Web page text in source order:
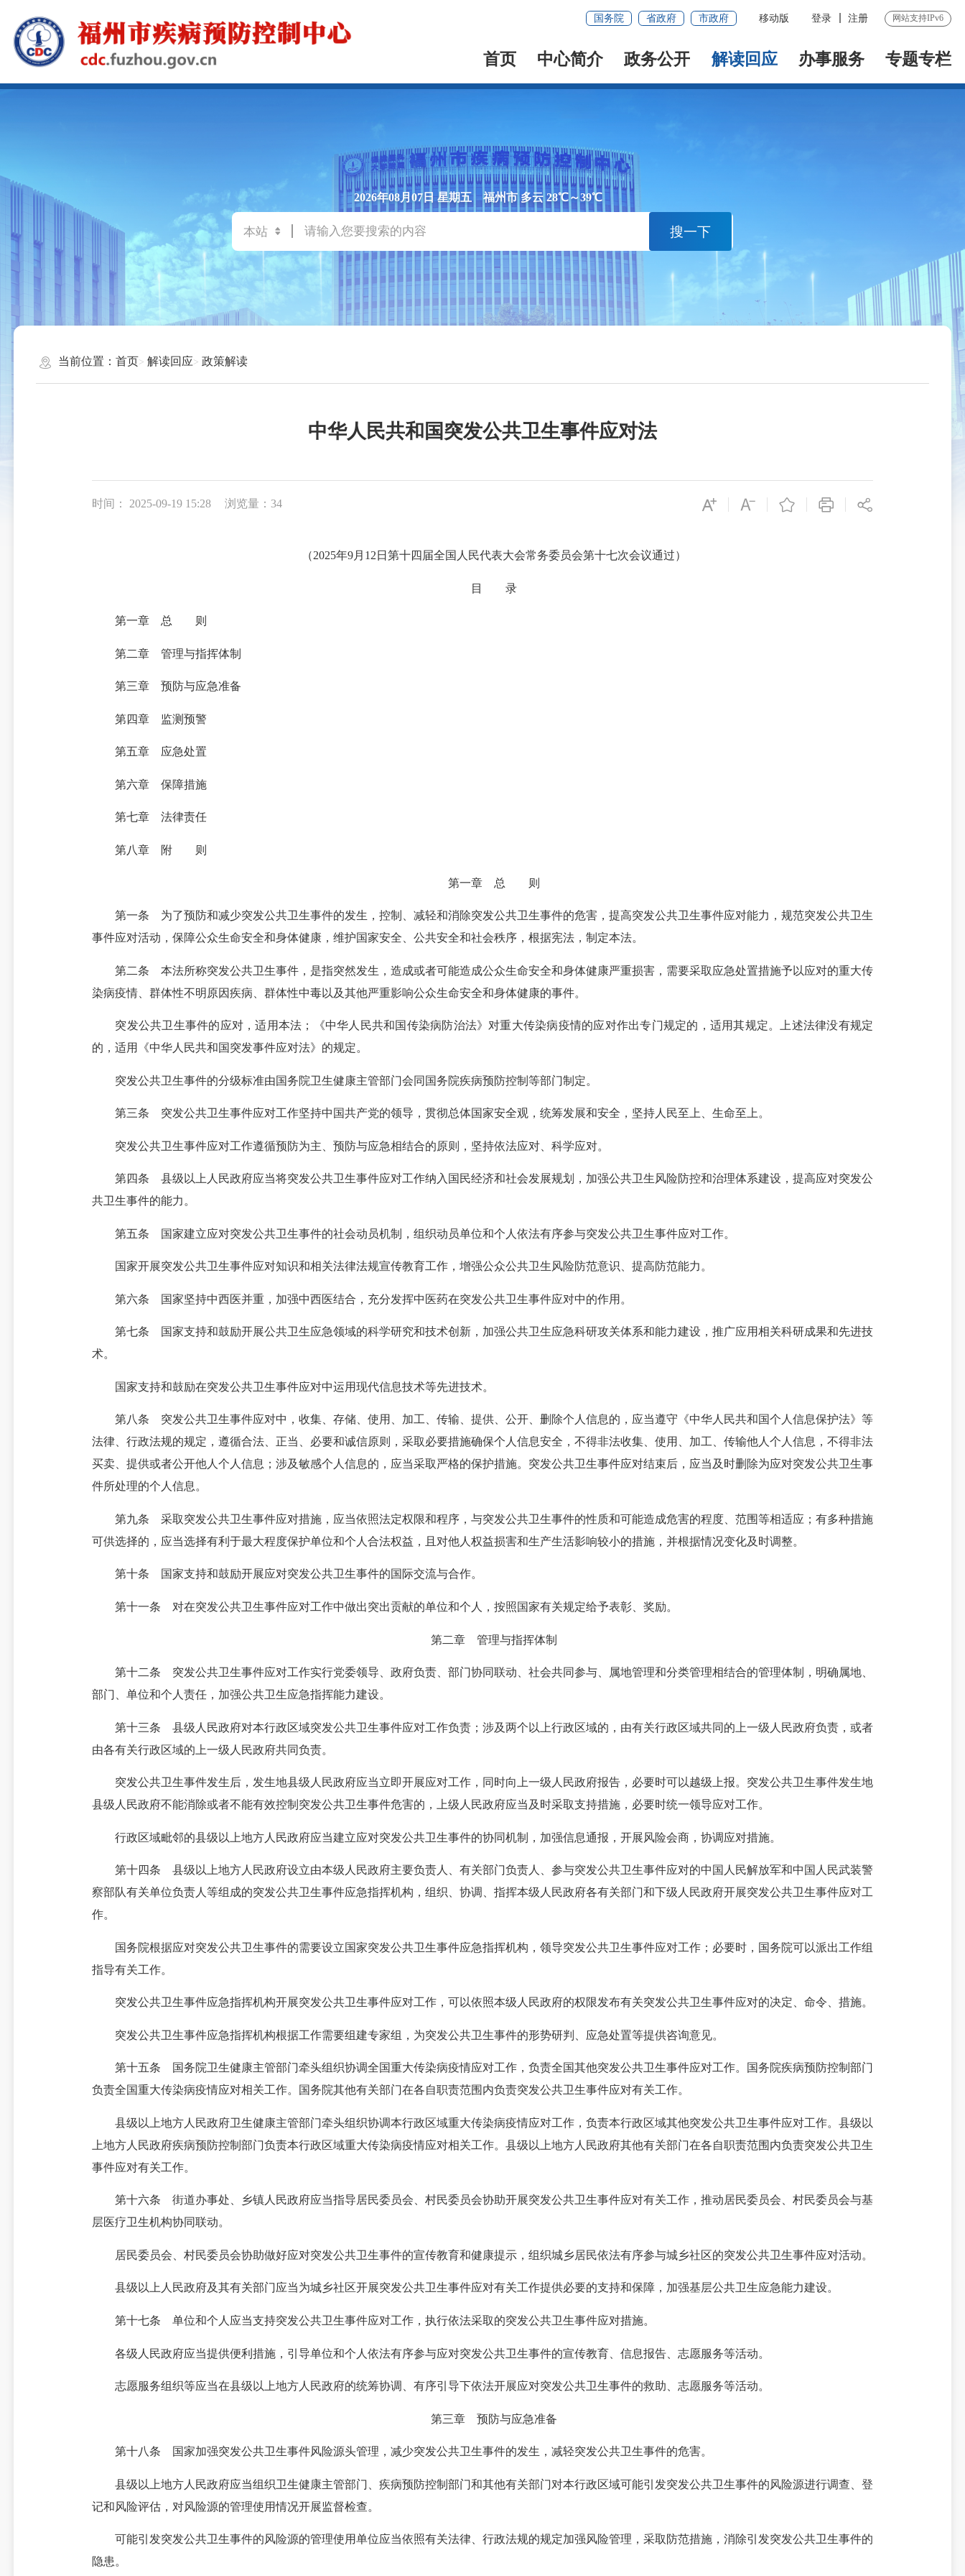
国务院 省政府 市政府 移动版 登录 注册 网站支持IPv6
首页 中心简介 政务公开 解读回应 办事服务 专题专栏
2026年08月07日 星期五 福州市 多云 28℃～39℃
搜一下
当前位置： 首页 解读回应 政策解读
中华人民共和国突发公共卫生事件应对法
时间： 2025-09-19 15:28 浏览量：34
（2025年9月12日第十四届全国人民代表大会常务委员会第十七次会议通过）
目 录
第一章 总 则
第二章 管理与指挥体制
第三章 预防与应急准备
第四章 监测预警
第五章 应急处置
第六章 保障措施
第七章 法律责任
第八章 附 则
第一章 总 则
第一条 为了预防和减少突发公共卫生事件的发生，控制、减轻和消除突发公共卫生事件的危害，提高突发公共卫生事件应对能力，规范突发公共卫生
事件应对活动，保障公众生命安全和身体健康，维护国家安全、公共安全和社会秩序，根据宪法，制定本法。
第二条 本法所称突发公共卫生事件，是指突然发生，造成或者可能造成公众生命安全和身体健康严重损害，需要采取应急处置措施予以应对的重大传
染病疫情、群体性不明原因疾病、群体性中毒以及其他严重影响公众生命安全和身体健康的事件。
突发公共卫生事件的应对，适用本法；《中华人民共和国传染病防治法》对重大传染病疫情的应对作出专门规定的，适用其规定。上述法律没有规定
的，适用《中华人民共和国突发事件应对法》的规定。
突发公共卫生事件的分级标准由国务院卫生健康主管部门会同国务院疾病预防控制等部门制定。
第三条 突发公共卫生事件应对工作坚持中国共产党的领导，贯彻总体国家安全观，统筹发展和安全，坚持人民至上、生命至上。
突发公共卫生事件应对工作遵循预防为主、预防与应急相结合的原则，坚持依法应对、科学应对。
第四条 县级以上人民政府应当将突发公共卫生事件应对工作纳入国民经济和社会发展规划，加强公共卫生风险防控和治理体系建设，提高应对突发公
共卫生事件的能力。
第五条 国家建立应对突发公共卫生事件的社会动员机制，组织动员单位和个人依法有序参与突发公共卫生事件应对工作。
国家开展突发公共卫生事件应对知识和相关法律法规宣传教育工作，增强公众公共卫生风险防范意识、提高防范能力。
第六条 国家坚持中西医并重，加强中西医结合，充分发挥中医药在突发公共卫生事件应对中的作用。
第七条 国家支持和鼓励开展公共卫生应急领域的科学研究和技术创新，加强公共卫生应急科研攻关体系和能力建设，推广应用相关科研成果和先进技
术。
国家支持和鼓励在突发公共卫生事件应对中运用现代信息技术等先进技术。
第八条 突发公共卫生事件应对中，收集、存储、使用、加工、传输、提供、公开、删除个人信息的，应当遵守《中华人民共和国个人信息保护法》等
法律、行政法规的规定，遵循合法、正当、必要和诚信原则，采取必要措施确保个人信息安全，不得非法收集、使用、加工、传输他人个人信息，不得非法
买卖、提供或者公开他人个人信息；涉及敏感个人信息的，应当采取严格的保护措施。突发公共卫生事件应对结束后，应当及时删除为应对突发公共卫生事
件所处理的个人信息。
第九条 采取突发公共卫生事件应对措施，应当依照法定权限和程序，与突发公共卫生事件的性质和可能造成危害的程度、范围等相适应；有多种措施
可供选择的，应当选择有利于最大程度保护单位和个人合法权益，且对他人权益损害和生产生活影响较小的措施，并根据情况变化及时调整。
第十条 国家支持和鼓励开展应对突发公共卫生事件的国际交流与合作。
第十一条 对在突发公共卫生事件应对工作中做出突出贡献的单位和个人，按照国家有关规定给予表彰、奖励。
第二章 管理与指挥体制
第十二条 突发公共卫生事件应对工作实行党委领导、政府负责、部门协同联动、社会共同参与、属地管理和分类管理相结合的管理体制，明确属地、
部门、单位和个人责任，加强公共卫生应急指挥能力建设。
第十三条 县级人民政府对本行政区域突发公共卫生事件应对工作负责；涉及两个以上行政区域的，由有关行政区域共同的上一级人民政府负责，或者
由各有关行政区域的上一级人民政府共同负责。
突发公共卫生事件发生后，发生地县级人民政府应当立即开展应对工作，同时向上一级人民政府报告，必要时可以越级上报。突发公共卫生事件发生地
县级人民政府不能消除或者不能有效控制突发公共卫生事件危害的，上级人民政府应当及时采取支持措施，必要时统一领导应对工作。
行政区域毗邻的县级以上地方人民政府应当建立应对突发公共卫生事件的协同机制，加强信息通报，开展风险会商，协调应对措施。
第十四条 县级以上地方人民政府设立由本级人民政府主要负责人、有关部门负责人、参与突发公共卫生事件应对的中国人民解放军和中国人民武装警
察部队有关单位负责人等组成的突发公共卫生事件应急指挥机构，组织、协调、指挥本级人民政府各有关部门和下级人民政府开展突发公共卫生事件应对工
作。
国务院根据应对突发公共卫生事件的需要设立国家突发公共卫生事件应急指挥机构，领导突发公共卫生事件应对工作；必要时，国务院可以派出工作组
指导有关工作。
突发公共卫生事件应急指挥机构开展突发公共卫生事件应对工作，可以依照本级人民政府的权限发布有关突发公共卫生事件应对的决定、命令、措施。
突发公共卫生事件应急指挥机构根据工作需要组建专家组，为突发公共卫生事件的形势研判、应急处置等提供咨询意见。
第十五条 国务院卫生健康主管部门牵头组织协调全国重大传染病疫情应对工作，负责全国其他突发公共卫生事件应对工作。国务院疾病预防控制部门
负责全国重大传染病疫情应对相关工作。国务院其他有关部门在各自职责范围内负责突发公共卫生事件应对有关工作。
县级以上地方人民政府卫生健康主管部门牵头组织协调本行政区域重大传染病疫情应对工作，负责本行政区域其他突发公共卫生事件应对工作。县级以
上地方人民政府疾病预防控制部门负责本行政区域重大传染病疫情应对相关工作。县级以上地方人民政府其他有关部门在各自职责范围内负责突发公共卫生
事件应对有关工作。
第十六条 街道办事处、乡镇人民政府应当指导居民委员会、村民委员会协助开展突发公共卫生事件应对有关工作，推动居民委员会、村民委员会与基
层医疗卫生机构协同联动。
居民委员会、村民委员会协助做好应对突发公共卫生事件的宣传教育和健康提示，组织城乡居民依法有序参与城乡社区的突发公共卫生事件应对活动。
县级以上人民政府及其有关部门应当为城乡社区开展突发公共卫生事件应对有关工作提供必要的支持和保障，加强基层公共卫生应急能力建设。
第十七条 单位和个人应当支持突发公共卫生事件应对工作，执行依法采取的突发公共卫生事件应对措施。
各级人民政府应当提供便利措施，引导单位和个人依法有序参与应对突发公共卫生事件的宣传教育、信息报告、志愿服务等活动。
志愿服务组织等应当在县级以上地方人民政府的统筹协调、有序引导下依法开展应对突发公共卫生事件的救助、志愿服务等活动。
第三章 预防与应急准备
第十八条 国家加强突发公共卫生事件风险源头管理，减少突发公共卫生事件的发生，减轻突发公共卫生事件的危害。
县级以上地方人民政府应当组织卫生健康主管部门、疾病预防控制部门和其他有关部门对本行政区域可能引发突发公共卫生事件的风险源进行调查、登
记和风险评估，对风险源的管理使用情况开展监督检查。
可能引发突发公共卫生事件的风险源的管理使用单位应当依照有关法律、行政法规的规定加强风险管理，采取防范措施，消除引发突发公共卫生事件的
隐患。